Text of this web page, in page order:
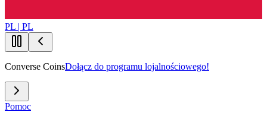
PL | PL
Converse CoinsDołącz do programu lojalnościowego!
Pomoc